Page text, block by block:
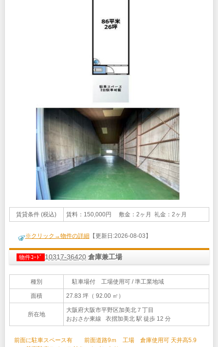
賃貸条件 (税込) 賃料：150,000円 敷金：2ヶ月 礼金：2ヶ月
※クリック→物件の詳細 【更新日:2026-08-03】
物件ｺｰﾄﾞ 10317-36420 倉庫兼工場
種別 駐車場付 工場使用可 / 準工業地域
面積 27.83 坪（ 92.00 ㎡）
所在地
大阪府大阪市平野区加美北７丁目
おおさか東線 衣摺加美北 駅 徒歩 12 分
前面に駐車スペース有 前面道路9ｍ 工場 倉庫使用可 天井高5.9